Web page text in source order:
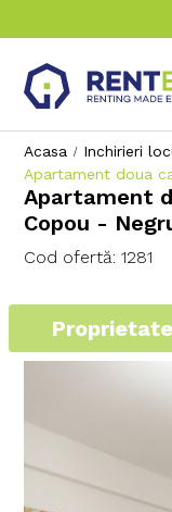
Acasa
Inchirieri
Apartament doua
Apartament
Copou -
Cod ofertă: 1281